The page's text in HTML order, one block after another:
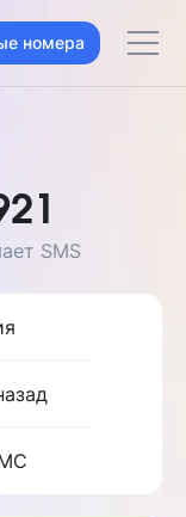
номера
SMS